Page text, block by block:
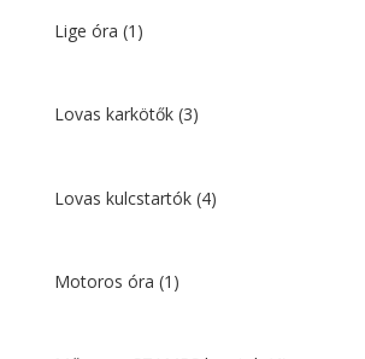
Lige óra (1)
Lovas karkötők (3)
Lovas kulcstartók (4)
Motoros óra (1)